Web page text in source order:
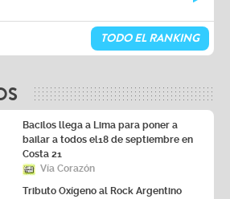
TODO EL RANKING
Bacilos llega a Lima para poner a
bailar a todos el18 de septiembre en
Costa 21
Vía Corazón
Tributo Oxígeno al Rock Argentino